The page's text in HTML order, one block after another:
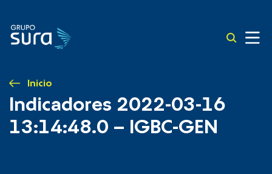
Inicio
Indicadores 2022-03-16
13:14:48.0 – IGBC-GEN